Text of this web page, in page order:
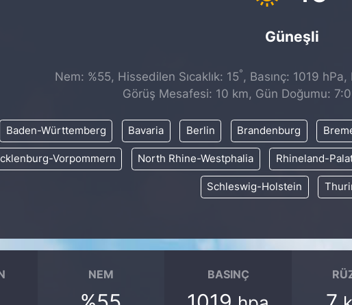
Güneşli
Nem: %55, Hissedilen Sıcaklık: 15° , Basınç: 1019
Görüş Mesafesi: 10 km, Gün Doğumu:
Baden-Württemberg Bavaria Berlin Brandenburg
Vorpommern North Rhine-Westphalia Rhineland-
Schleswig-Holstein
NEM BASINÇ